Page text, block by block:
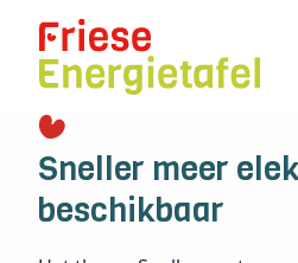
Sneller meer
beschikbaar